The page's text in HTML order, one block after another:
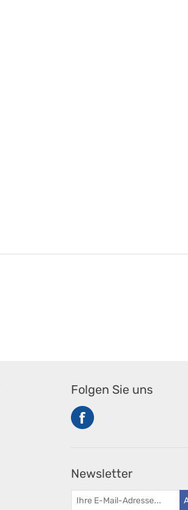
Folgen Sie uns
Newsletter